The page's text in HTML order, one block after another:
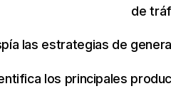
de
las estrategias de
los principales